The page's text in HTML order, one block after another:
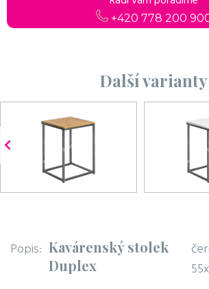
+420 778 200
Další varianty
Popis: Kavárenský stolek
Duplex